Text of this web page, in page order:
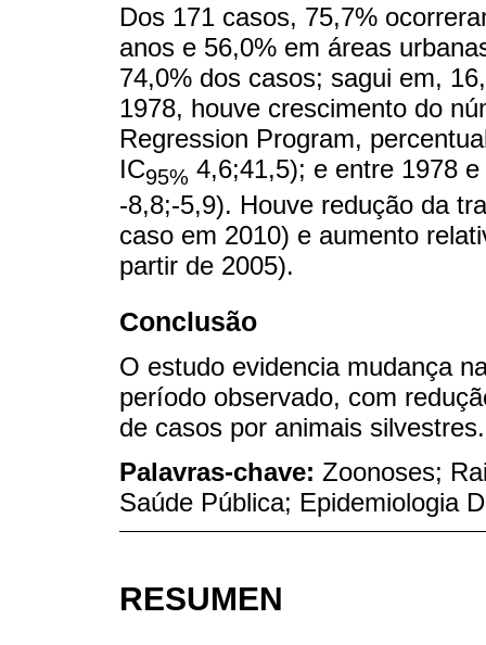
Dos 171 casos, 75,7%
anos e 56,0% em áreas
74,0% dos casos; sagui em,
1978, houve crescimento do
Regression Program,
IC95% 4,6;41,5); e entre 1978
-8,8;-5,9). Houve redução da
caso em 2010) e aumento
partir de 2005).
Conclusão
O estudo evidencia mudança
período observado, com
de casos por animais silvestres.
Palavras-chave: Zoonoses;
Saúde Pública; Epidemiologia
RESUMEN